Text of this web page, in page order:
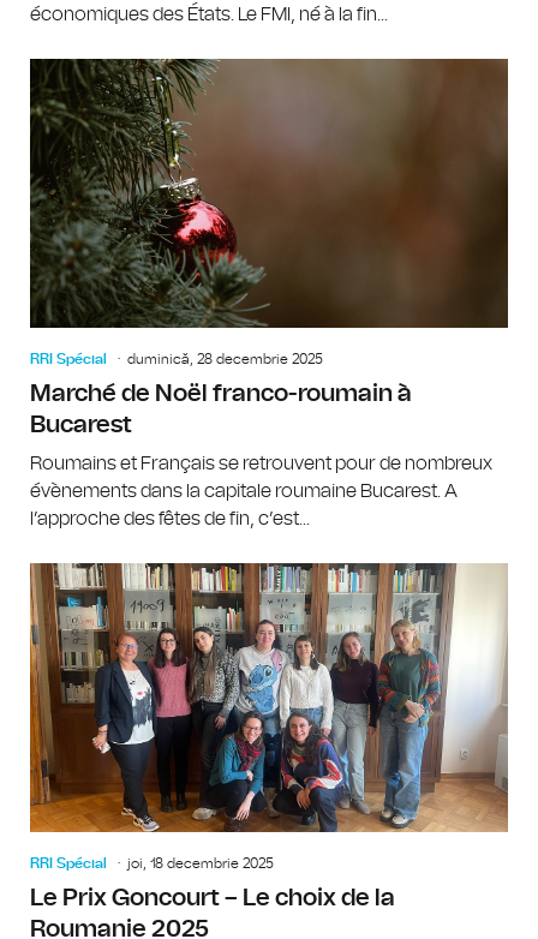
économiques des États. Le FMI, né à la fin...
RRI Spécial duminică, 28 decembrie 2025
Marché de Noël franco-roumain à
Bucarest
Roumains et Français se retrouvent pour de nombreux
évènements dans la capitale roumaine Bucarest. A
l’approche des fêtes de fin, c’est...
RRI Spécial joi, 18 decembrie 2025
Le Prix Goncourt – Le choix de la
Roumanie 2025